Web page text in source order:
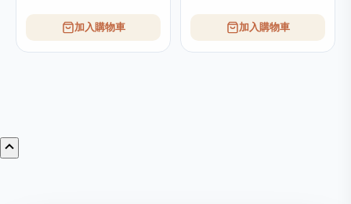
加入購物車 加入購物車